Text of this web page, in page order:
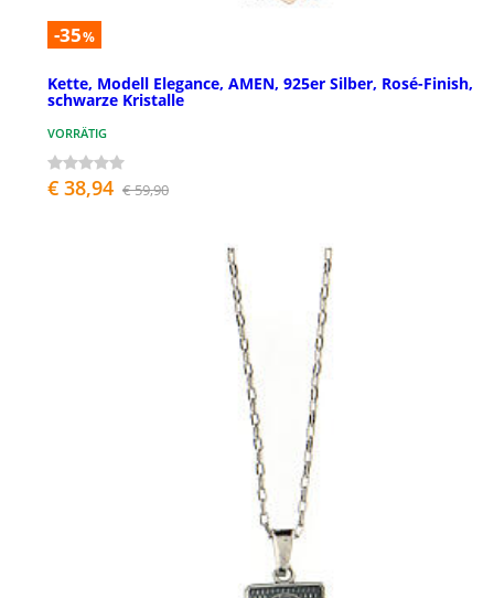
-35%
Kette, Modell Elegance, AMEN, 925er Silber, Rosé-Finish,
schwarze Kristalle
VORRÄTIG
€ 38,94 € 59,90